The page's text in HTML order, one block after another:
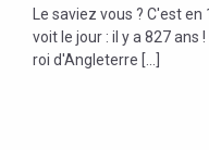
Le saviez vous ? C'est
voit le jour : il y a 827 ans
roi d'Angleterre [...]